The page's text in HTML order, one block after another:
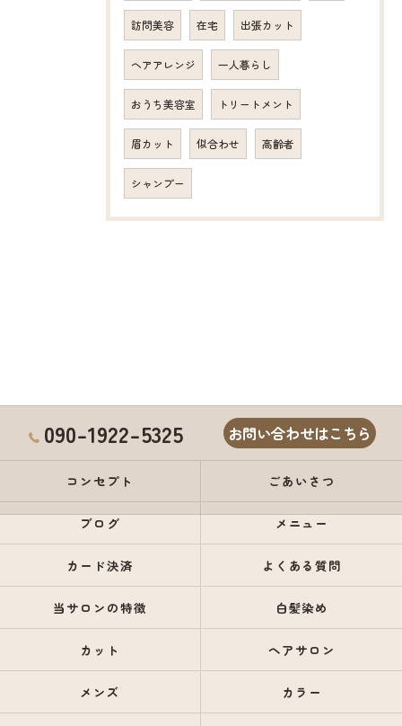
訪問美容 在宅 出張カット
ヘアアレンジ 一人暮らし
おうち美容室 トリートメント
眉カット 似合わせ 高齢者
シャンプー
090-1922-5325 お問い合わせはこちら
コンセプト ごあいさつ
ブログ メニュー
カード決済 よくある質問
当サロンの特徴 白髪染め
カット ヘアサロン
メンズ カラー